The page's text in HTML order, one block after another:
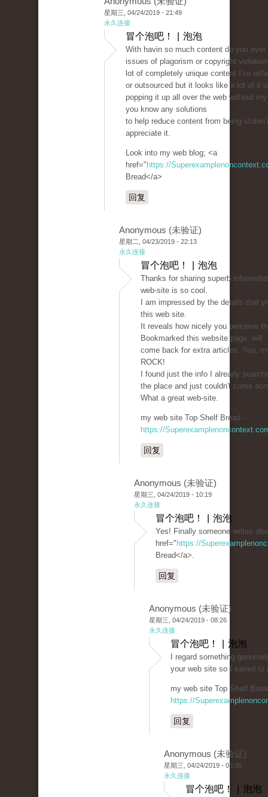
星期三, 04/24/2019 - 21:49
永久连接
冒个泡吧！ | 泡泡
With havin so much content do you ever
issues of plagorism or copyright
lot of completely unique content I've
or outsourced but it looks like a lot of it
popping it up all over the web without
you know any solutions
to help reduce content from being
appreciate it.
Look into my web blog; <a
href=" https://
Bread</a>
回复
Anonymous (未验证)
星期二, 04/23/2019 - 22:13
永久连接
冒个泡吧！ | 泡泡
Thanks for sharing superb
web-site is so cool.
I am impressed by the details that
this web site.
It reveals how nicely you perceive
Bookmarked this website page, will
come back for extra articles. You,
ROCK!
I found just the info I already
the place and just couldn't come
What a great web-site.
my web site Top Shelf Bread -
https://
回复
Anonymous (未验证)
星期三, 04/24/2019 - 10:19
永久连接
冒个泡吧！ | 泡泡
Yes! Finally someone writes
href=" https://
Bread</a>.
回复
Anonymous (未验证)
星期三, 04/24/2019 - 08:26
永久连接
冒个泡吧！ | 泡泡
I regard something
your web site so I saved to
my web site Top Shelf
https://
回复
Anonymous (未验证)
星期三, 04/24/2019 - 08:36
永久连接
冒个泡吧！ | 泡泡